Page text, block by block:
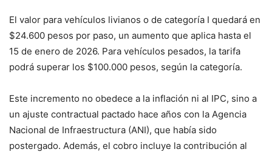
El valor para vehículos livianos o de categoría I quedará en
$24.600 pesos por paso, un aumento que aplica hasta el
15 de enero de 2026. Para vehículos pesados, la tarifa
podrá superar los $100.000 pesos, según la categoría.
Este incremento no obedece a la inflación ni al IPC, sino a
un ajuste contractual pactado hace años con la Agencia
Nacional de Infraestructura (ANI), que había sido
postergado. Además, el cobro incluye la contribución al